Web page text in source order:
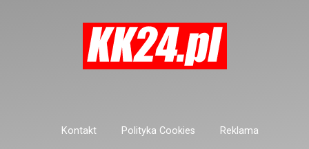
Kontakt Polityka Cookies Reklama